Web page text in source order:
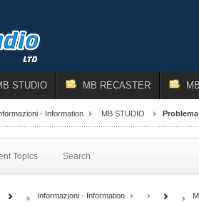
STUDIO MB RECASTER
- Information MB STUDIO
Topics Search
Informazioni - Information